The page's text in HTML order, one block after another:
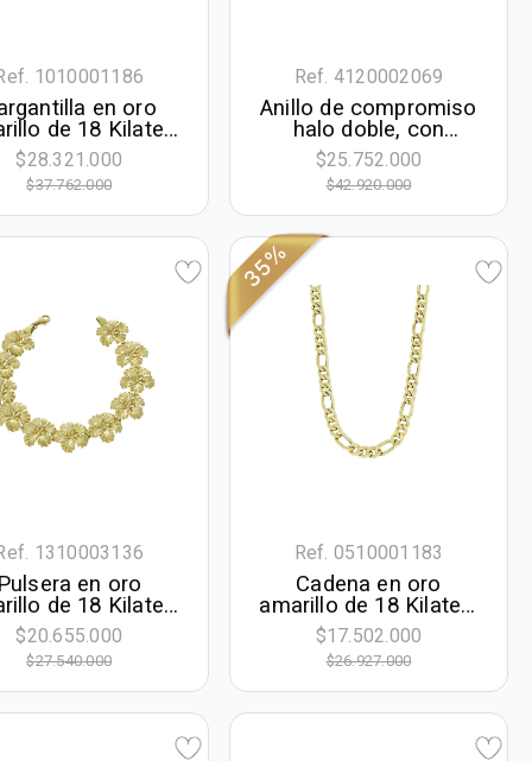
1010001186
en oro
de 18 Kilates
visos satinado,
45 cm. de
7 mm. de ancho
$28.321.000
$37.762.000
Ref. 4120002069
Anillo de compromiso
halo doble, con
diamantes con un
peso total de 1.16ct,
oro tono blanco 18k,
rodinado, liso
$25.752.000
$42.920.000
1310003136
Pulsera en oro
de 18 Kilates
visos, 19 cm. de
15.50 mm. de
ancho
$20.655.000
$27.540.000
35%
Ref. 0510001183
Cadena en oro
amarillo de 18 Kilates,
Figaro 1-3, 60 cm. de
largo, 8 mm. de ancho
$17.502.000
$26.927.000